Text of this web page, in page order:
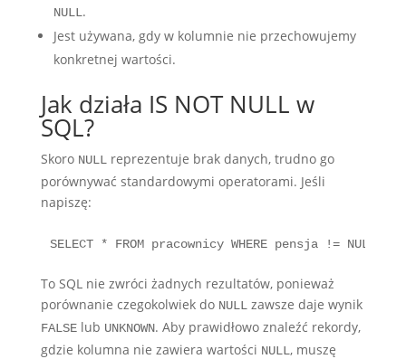
NULL.
Jest używana, gdy w kolumnie nie przechowujemy
konkretnej wartości.
Jak działa IS NOT NULL w
SQL?
Skoro NULLreprezentuje brak danych, trudno go
porównywać standardowymi operatorami. Jeśli
napiszę:
SELECT * FROM pracownicy WHERE pensja != NULL;
To SQL nie zwróci żadnych rezultatów, ponieważ
porównanie czegokolwiek do NULLzawsze daje wynik
FALSElub UNKNOWN. Aby prawidłowo znaleźć rekordy,
gdzie kolumna nie zawiera wartości NULL, muszę